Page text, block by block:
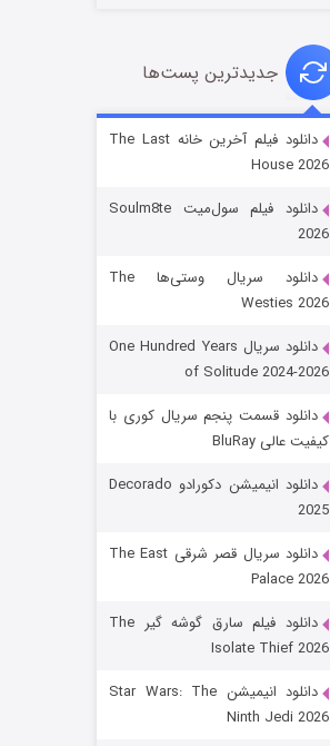
قسمت
باب اسفنجی فصل ۱۷
قسمت
جدیدترین پست‌ها
دانلود فیلم آخرین خانه The Last
House 2026
دانلود فیلم سول‌میت Soulm8te
2026
دانلود سریال وستی‌ها The
Westies 2026
دانلود سریال One Hundred Years
of Solitude 2024-2026
دانلود قسمت پنجم سریال کوری با
کیفیت عالی BluRay
دانلود انیمیشن دکورادو Decorado
2025
دانلود سریال قصر شرقی The East
Palace 2026
دانلود فیلم سارق گوشه گیر The
Isolate Thief 2026
دانلود انیمیشن Star Wars: The
Ninth Jedi 2026